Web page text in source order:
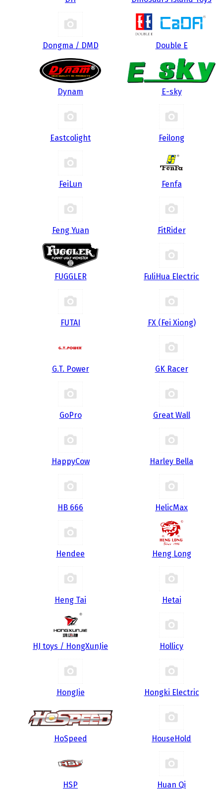
Dongma / DMD Double E
Dynam E-sky
Eastcolight Feilong
FeiLun Fenfa
Feng Yuan FitRider
FUGGLER FuliHua Electric
FUTAI FX (Fei Xiong)
G.T. Power GK Racer
GoPro Great Wall
HappyCow Harley Bella
HB 666 HelicMax
Hendee Heng Long
Heng Tai Hetai
HJ toys / HongXunJie Hollicy
HongJie Hongki Electric
HoSpeed HouseHold
HSP Huan Qi